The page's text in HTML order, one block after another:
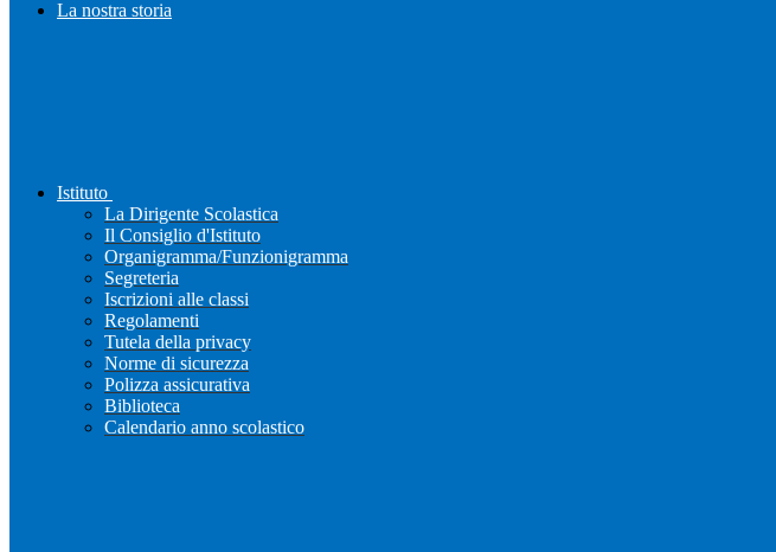
La nostra storia
Istituto
La Dirigente Scolastica
Il Consiglio d'Istituto
Organigramma/Funzionigramma
Segreteria
Iscrizioni alle classi
Regolamenti
Tutela della privacy
Norme di sicurezza
Polizza assicurativa
Biblioteca
Calendario anno scolastico